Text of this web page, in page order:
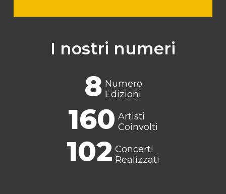
I nostri numeri
8 Numero
Edizioni
160 Artisti
Coinvolti
102 Concerti
Realizzati